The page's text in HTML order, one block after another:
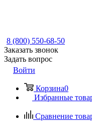
8 (800) 550-68-50
Заказать звонок
Задать вопрос
Войти
Корзина0
Избранные
Сравнение